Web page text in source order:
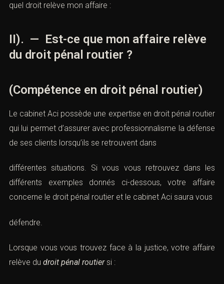
quel droit relève mon affaire :
II). — Est-ce que mon affaire relève
du droit pénal routier ?
(Compétence en droit pénal routier)
Le cabinet Aci possède une expertise en droit pénal routier
qui lui permet d’assurer avec professionnalisme la défense
de ses clients lorsqu’ils se retrouvent dans
différentes situations. Si vous vous retrouvez dans les
différents exemples donnés ci-dessous, votre affaire
concerne le droit pénal routier et le cabinet Aci saura vous
défendre.
Lorsque vous vous trouvez face à la justice, votre affaire
relève du droit pénal routiersi :